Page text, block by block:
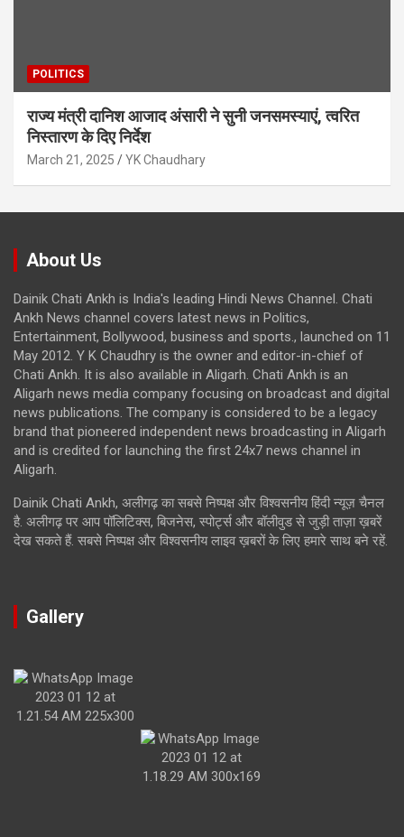
POLITICS
राज्य मंत्री दानिश आजाद अंसारी ने सुनी जनसमस्याएं, त्वरित
निस्तारण के दिए निर्देश
March 21, 2025 YK Chaudhary
About Us
Dainik Chati Ankh is India's leading Hindi News Channel. Chati
Ankh News channel covers latest news in Politics,
Entertainment, Bollywood, business and sports., launched on 11
May 2012. Y K Chaudhry is the owner and editor-in-chief of
Chati Ankh. It is also available in Aligarh. Chati Ankh is an
Aligarh news media company focusing on broadcast and digital
news publications. The company is considered to be a legacy
brand that pioneered independent news broadcasting in Aligarh
and is credited for launching the first 24x7 news channel in
Aligarh.
Dainik Chati Ankh, अलीगढ़ का सबसे निष्पक्ष और विश्वसनीय हिंदी न्यूज़ चैनल
है. अलीगढ़ पर आप पॉलिटिक्स, बिजनेस, स्पोर्ट्स और बॉलीवुड से जुड़ी ताज़ा ख़बरें
देख सकते हैं. सबसे निष्पक्ष और विश्वसनीय लाइव ख़बरों के लिए हमारे साथ बने रहें.
Gallery